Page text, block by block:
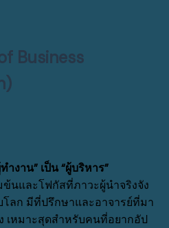
Business
ำงาน” เป็น“ผู้บริหาร”
ข้นและโฟกัสที่ภาวะผู้นำจริงจัง
โลก มีที่ปรึกษาและอาจารย์ที่มา
เหมาะสุดสำหรับคนที่อยากอัป